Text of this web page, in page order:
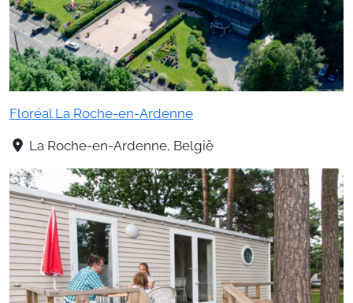
Floréal La Roche-en-Ardenne
La Roche-en-Ardenne, België